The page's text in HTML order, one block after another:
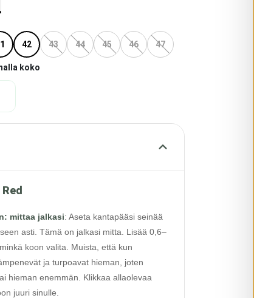
42 43 44 45 46 47
koko
mittaa jalkasi: Aseta kantapääsi seinää
asti. Tämä on jalkasi mitta. Lisää 0,6–
koon valita. Muista, että kun
ja turpoavat hieman, joten
hieman enemmän. Klikkaa allaolevaa
juuri sinulle.